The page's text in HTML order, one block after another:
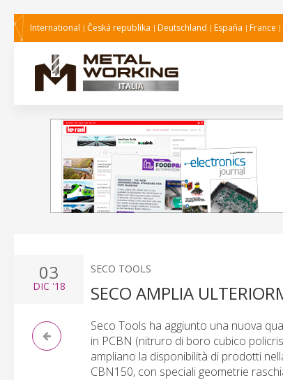
International Česká republika Deutschland España France
03
DIC '18
SECO TOOLS
SECO AMPLIA
Seco Tools ha aggiunto una nuova
in PCBN (nitruro di boro cubico
ampliano la disponibilità di prodotti
CBN150, con speciali geometrie